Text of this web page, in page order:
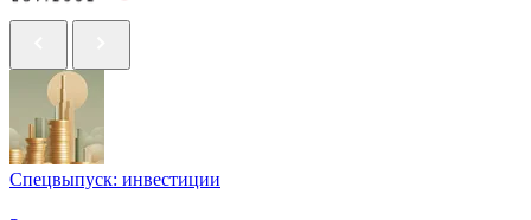
Спецвыпуск: инвестиции